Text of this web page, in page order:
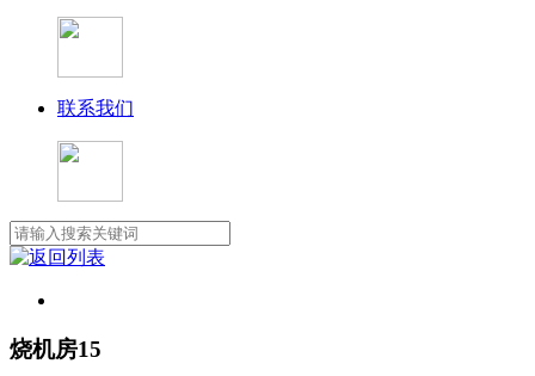
联系我们
烧机房15